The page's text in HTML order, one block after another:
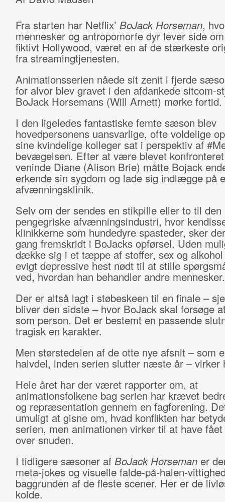
Fra starten har Netflix’ BoJack Horseman,
mennesker og antropomorfe dyr lever side
fiktivt Hollywood, været en af de stærkeste
fra streamingtjenesten.
Animationsserien nåede sit zenit i fjerde
for alvor blev gravet i den afdankede sitcom-
BoJack Horsemans (Will Arnett) mørke fortid.
I den ligeledes fantastiske femte sæson blev
hovedpersonens uansvarlige, ofte voldelige
sine kvindelige kolleger sat i perspektiv af
bevægelsen. Efter at være blevet
veninde Diane (Alison Brie) måtte Bojack
erkende sin sygdom og lade sig indlægge på
afvænningsklinik.
Selv om der sendes en stikpille eller to til den
pengegriske afvænningsindustri, hvor
klinikkerne som hundedyre spasteder, sker
gang fremskridt i BoJacks opførsel. Uden
dække sig i et tæppe af stoffer, sex og
evigt depressive hest nødt til at stille
ved, hvordan han behandler andre mennesker.
Der er altså lagt i støbeskeen til en finale –
bliver den sidste – hvor BoJack skal forsøge
som person. Det er bestemt en passende
tragisk en karakter.
Men størstedelen af de otte nye afsnit – som
halvdel, inden serien slutter næste år – virker
Hele året har der været rapporter om, at
animationsfolkene bag serien har krævet
og repræsentation gennem en fagforening.
umuligt at gisne om, hvad konflikten har
serien, men animationen virker til at have
over snuden.
I tidligere sæsoner af BoJack Horseman er
meta-jokes og visuelle falde-på-halen-
baggrunden af de fleste scener. Her er de
kolde.